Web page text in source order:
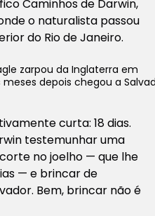
Caminhos de Darwin,
o naturalista passou
do Rio de Janeiro.
zarpou da Inglaterra em
meses depois chegou a
curta: 18 dias.
testemunhar uma
no joelho — que lhe
— e brincar de
Bem, brincar não é